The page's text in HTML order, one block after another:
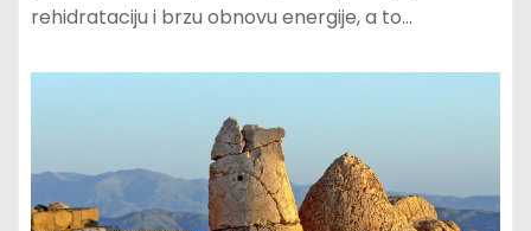
rehidrataciju i brzu obnovu energije, a to…